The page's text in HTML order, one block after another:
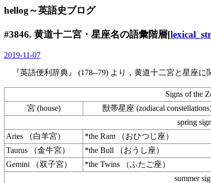
hellog～英語史ブログ
#3846. 黄道十二宮・星座名の語彙階層[
2019-11-07
『英語便利辞典』 (178--79) より，黄道十二宮と星座に
Signs of the
宮 (house)
獣帯星座 (zodiacal
spring
Aries （白羊宮）
*the Ram （おひつじ座）
Taurus （金牛宮）
*the Bull （おうし座）
Gemini （双子宮）
*the Twins （ふたご座）
summer